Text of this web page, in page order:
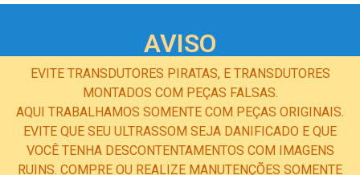
AVISO
EVITE TRANSDUTORES PIRATAS, E TRANSDUTORES
MONTADOS COM PEÇAS FALSAS.
AQUI TRABALHAMOS SOMENTE COM PEÇAS ORIGINAIS.
EVITE QUE SEU ULTRASSOM SEJA DANIFICADO E QUE
VOCÊ TENHA DESCONTENTAMENTOS COM IMAGENS
RUINS. COMPRE OU REALIZE MANUTENÇÕES SOMENTE